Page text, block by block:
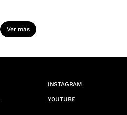
Ver más
INSTAGRAM
YOUTUBE